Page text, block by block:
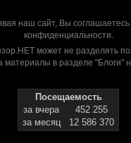
наш сайт, Вы соглашаетесь
конфиденциальности.
может не разделять
материалы в разделе "Блоги"
Посещаемость
за вчера
452 255
за месяц
12 586 370